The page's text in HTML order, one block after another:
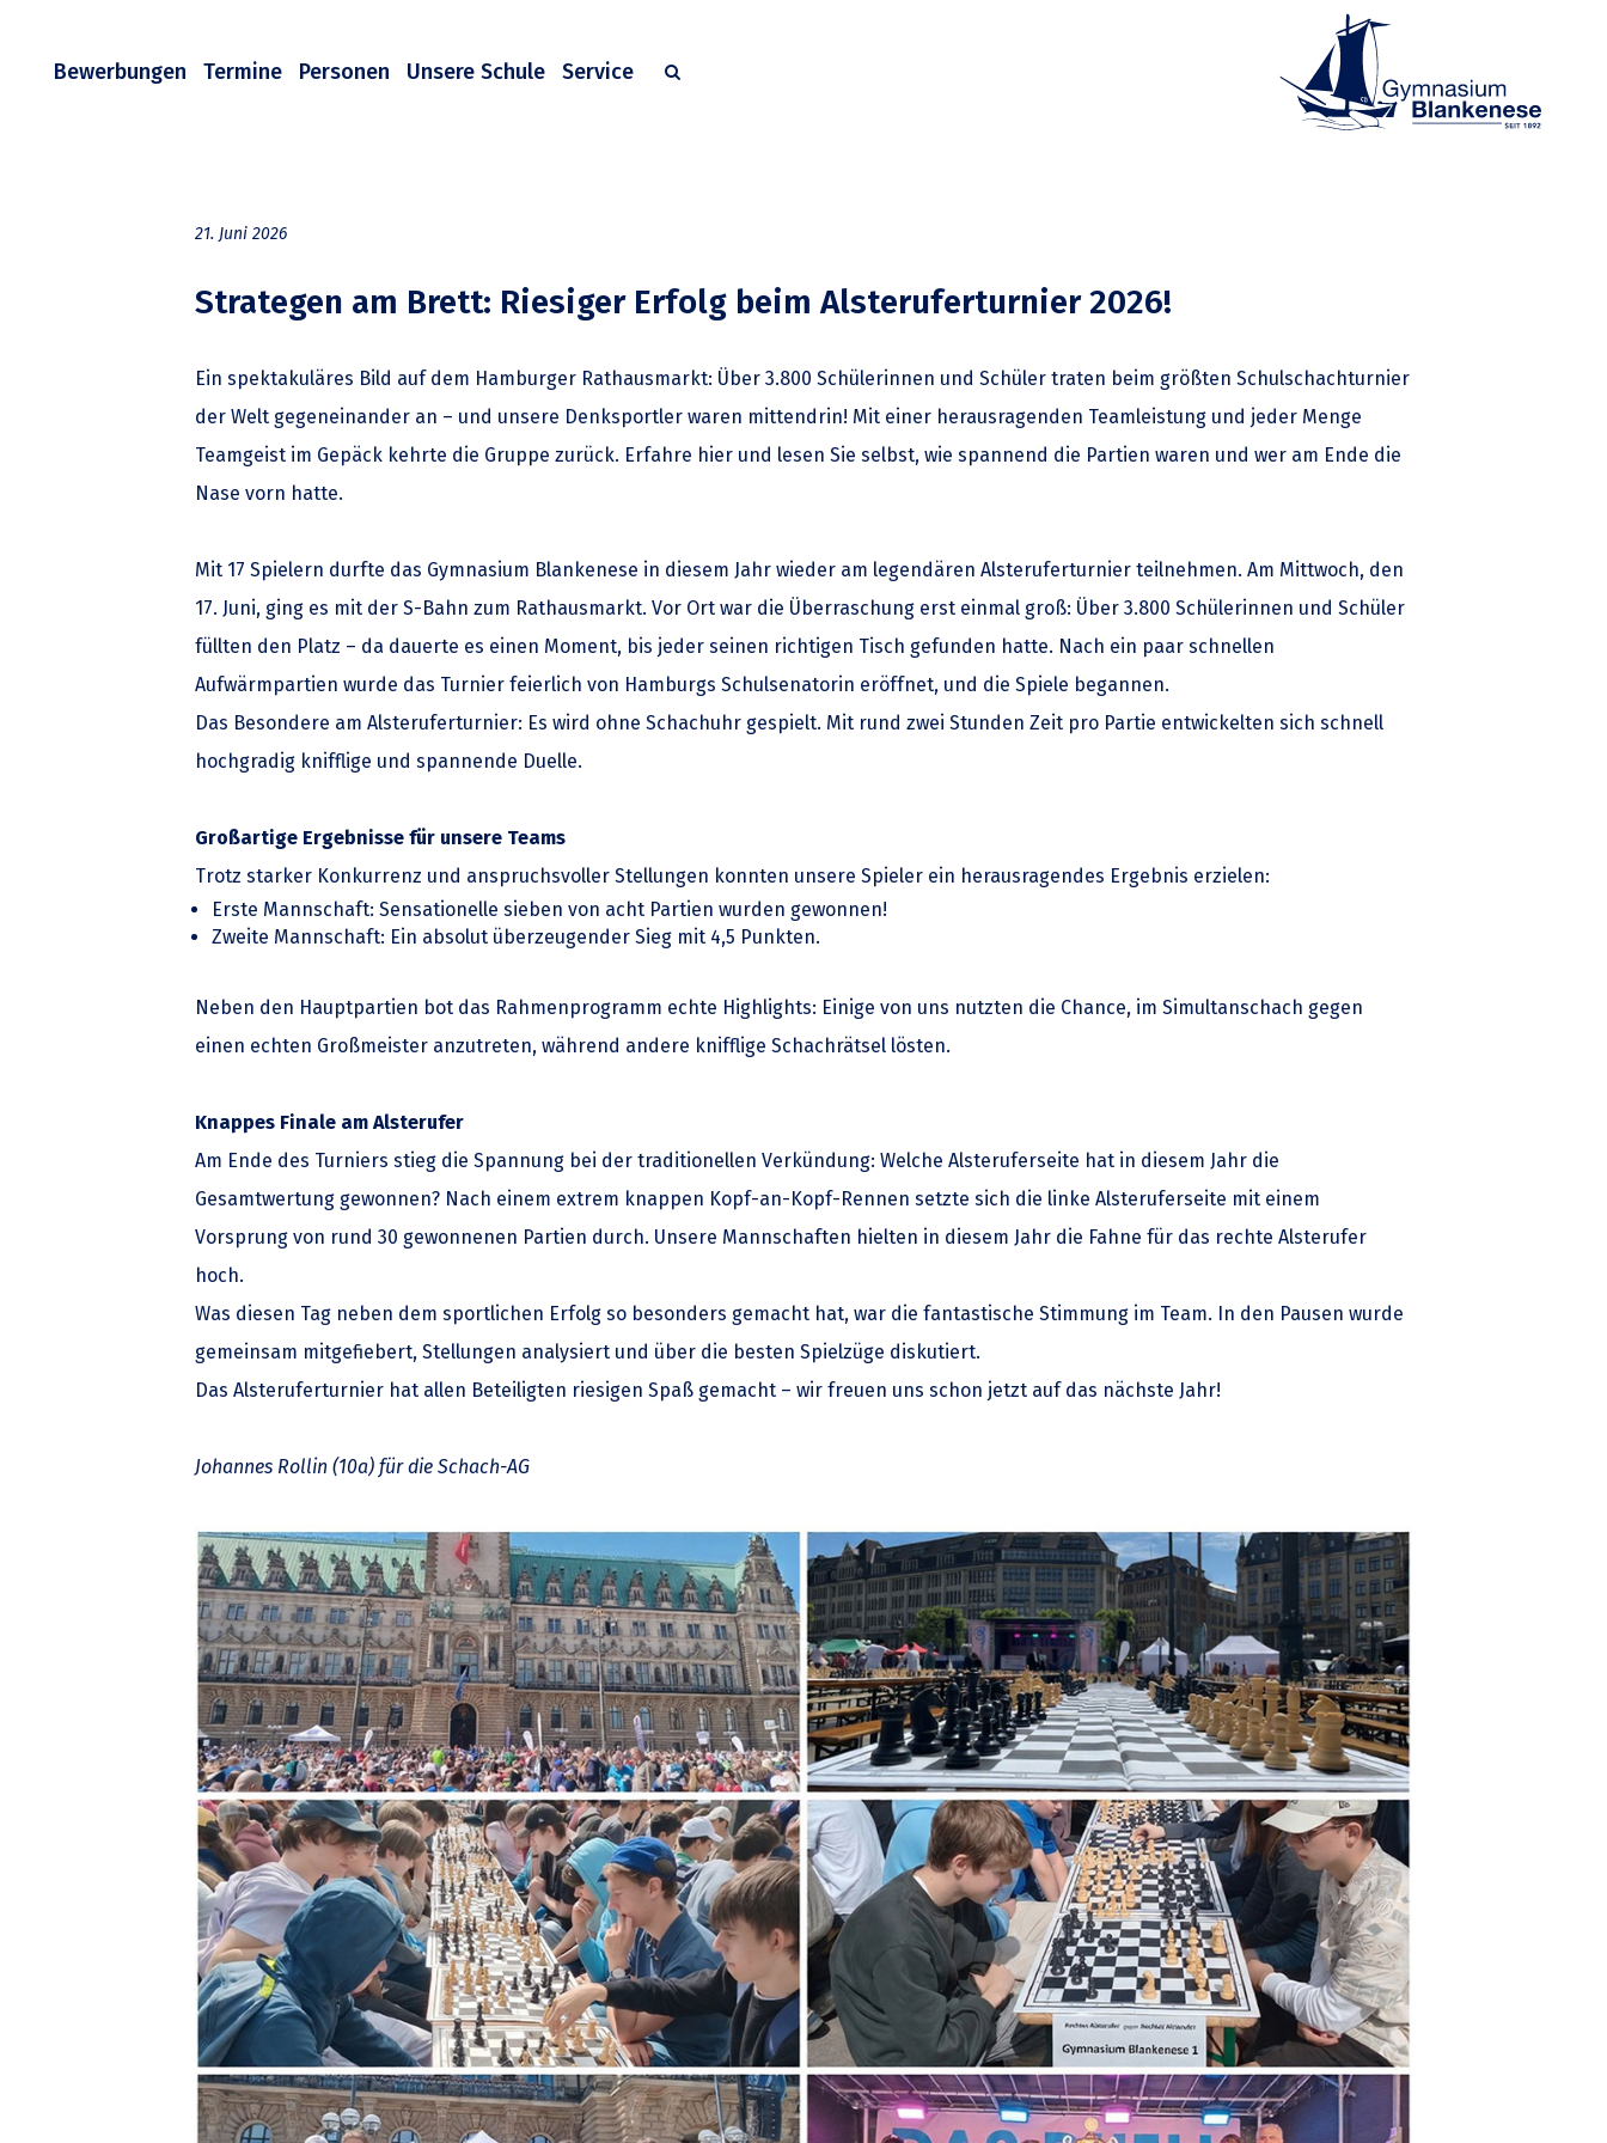
Bewerbungen Termine Personen Unsere Schule Service
21. Juni 2026
Strategen am Brett: Riesiger Erfolg beim Alsteruferturnier 2026!
Ein spektakuläres Bild auf dem Hamburger Rathausmarkt: Über 3.800 Schülerinnen und Schüler traten beim größten Schulschachturnier
der Welt gegeneinander an – und unsere Denksportler waren mittendrin! Mit einer herausragenden Teamleistung und jeder Menge
Teamgeist im Gepäck kehrte die Gruppe zurück. Erfahre hier und lesen Sie selbst, wie spannend die Partien waren und wer am Ende die
Nase vorn hatte.
Mit 17 Spielern durfte das Gymnasium Blankenese in diesem Jahr wieder am legendären Alsteruferturnier teilnehmen. Am Mittwoch, den
17. Juni, ging es mit der S-Bahn zum Rathausmarkt. Vor Ort war die Überraschung erst einmal groß: Über 3.800 Schülerinnen und Schüler
füllten den Platz – da dauerte es einen Moment, bis jeder seinen richtigen Tisch gefunden hatte. Nach ein paar schnellen
Aufwärmpartien wurde das Turnier feierlich von Hamburgs Schulsenatorin eröffnet, und die Spiele begannen.
Das Besondere am Alsteruferturnier: Es wird ohne Schachuhr gespielt. Mit rund zwei Stunden Zeit pro Partie entwickelten sich schnell
hochgradig knifflige und spannende Duelle.
Großartige Ergebnisse für unsere Teams
Trotz starker Konkurrenz und anspruchsvoller Stellungen konnten unsere Spieler ein herausragendes Ergebnis erzielen:
Erste Mannschaft: Sensationelle sieben von acht Partien wurden gewonnen!
Zweite Mannschaft: Ein absolut überzeugender Sieg mit 4,5 Punkten.
Neben den Hauptpartien bot das Rahmenprogramm echte Highlights: Einige von uns nutzten die Chance, im Simultanschach gegen
einen echten Großmeister anzutreten, während andere knifflige Schachrätsel lösten.
Knappes Finale am Alsterufer
Am Ende des Turniers stieg die Spannung bei der traditionellen Verkündung: Welche Alsteruferseite hat in diesem Jahr die
Gesamtwertung gewonnen? Nach einem extrem knappen Kopf-an-Kopf-Rennen setzte sich die linke Alsteruferseite mit einem
Vorsprung von rund 30 gewonnenen Partien durch. Unsere Mannschaften hielten in diesem Jahr die Fahne für das rechte Alsterufer
hoch.
Was diesen Tag neben dem sportlichen Erfolg so besonders gemacht hat, war die fantastische Stimmung im Team. In den Pausen wurde
gemeinsam mitgefiebert, Stellungen analysiert und über die besten Spielzüge diskutiert.
Das Alsteruferturnier hat allen Beteiligten riesigen Spaß gemacht – wir freuen uns schon jetzt auf das nächste Jahr!
Johannes Rollin (10a) für die Schach-AG